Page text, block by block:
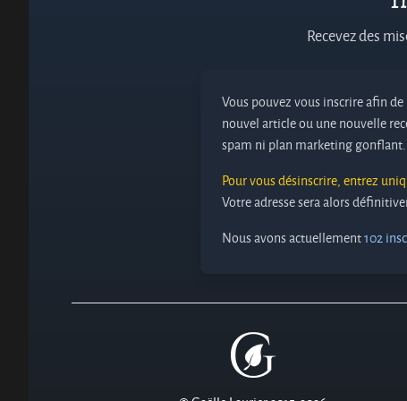
Recevez des
Vous pouvez vous inscrire afin
nouvel article ou une nouvelle
spam ni plan marketing gonflant.
Pour vous désinscrire, entrez
Votre adresse sera alors
Nous avons actuellement102